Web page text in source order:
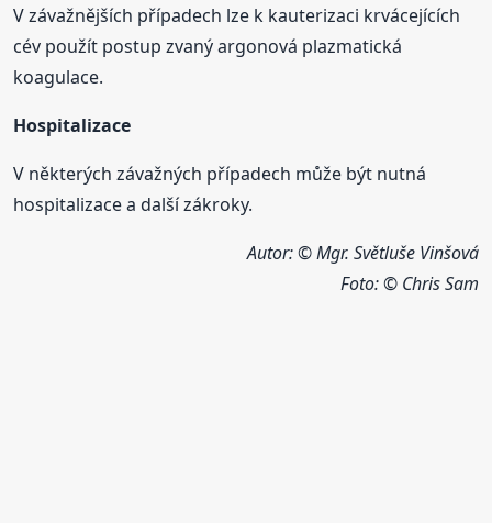
V závažnějších případech lze k kauterizaci krvácejících
cév použít postup zvaný argonová plazmatická
koagulace.
Hospitalizace
V některých závažných případech může být nutná
hospitalizace a další zákroky.
Autor: © Mgr. Světluše Vinšová
Foto:© Chris Sam